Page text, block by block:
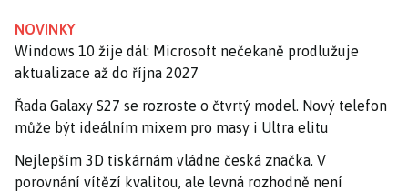
NOVINKY
Windows 10 žije dál: Microsoft nečekaně prodlužuje
aktualizace až do října 2027
Řada Galaxy S27 se rozroste o čtvrtý model. Nový telefon
může být ideálním mixem pro masy i Ultra elitu
Nejlepším 3D tiskárnám vládne česká značka. V
porovnání vítězí kvalitou, ale levná rozhodně není